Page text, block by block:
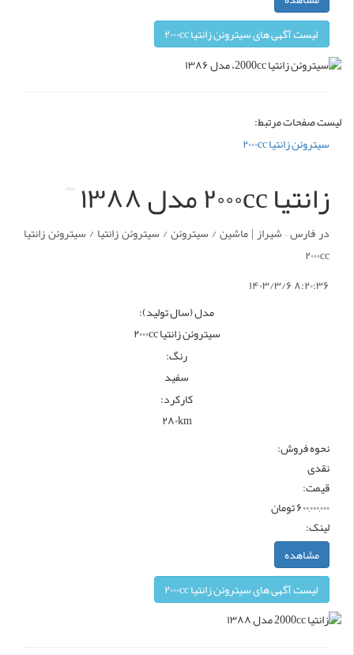
لیست آگهی های سیتروئن زانتیا ۲۰۰۰cc
لیست صفحات مرتبط:
سیتروئن زانتیا ۲۰۰۰cc
زانتیا ۲۰۰۰cc مدل ۱۳۸۸
در فارس – شیراز | ماشین / سیتروئن / سیتروئن زانتیا / سیتروئن زانتیا
۲۰۰۰cc
۸:۲۰:۳۶ ۱۴۰۳/۳/۶
مدل (سال تولید):
سیتروئن زانتیا ۲۰۰۰cc
رنگ:
سفید
کارکرد:
۲۸۰km
نحوه فروش:
نقدی
قیمت:
۶۰۰,۰۰۰,۰۰۰ تومان
لینک:
مشاهده
لیست آگهی های سیتروئن زانتیا ۲۰۰۰cc